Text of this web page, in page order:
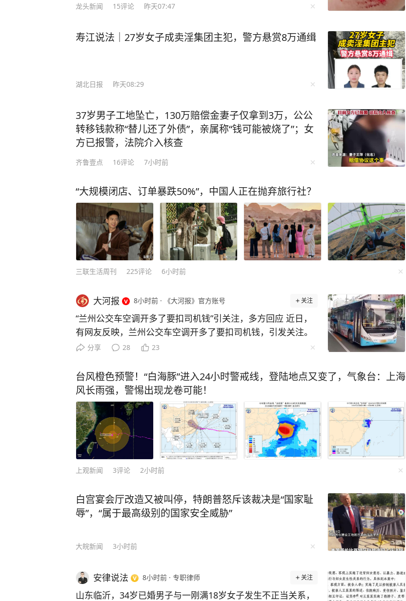
龙头新闻 15评论 昨天07:47
寿江说法｜27岁女子成卖淫集团主犯，警方悬赏8万通缉
湖北日报 昨天08:29
37岁男子工地坠亡，130万赔偿金妻子仅拿到3万，公公
转移钱款称“替儿还了外债”，亲属称“钱可能被烧了”；女
方已报警，法院介入核查
齐鲁壹点 16评论 7小时前
“大规模闭店、订单暴跌50%”，中国人正在抛弃旅行社？
三联生活周刊 225评论 6小时前
大河报 8小时前 · 《大河报》官方账号 关注
“兰州公交车空调开多了要扣司机钱”引关注，多方回应 近日，
有网友反映，兰州公交车空调开多了要扣司机钱，引发关注。
8月6日，兰州公交集团第六客运公司一名公交车司机告诉中国
车辆用气量或用电量进行考核，若超出公司规定用量，费用需
由司机本人承担。超出部分按照每立方米天然气3.1元扣费，电
车则按照每度电0.8元计算。 图为兰州街头的公交车（资料
图） 据其称，该规定实施以来，每月总有司机因此被扣款，而
部分司机为了节省用量，会选择少开或不开空调，“如果乘客投
诉了，司机一般就是打电话道歉，请求乘客撤诉”。 8月7日，
中国新闻周刊从兰州公交集团了解到，当室外温度超过30度，
驾驶员应开启车辆冷风。 针对上述司机反映的情况，兰州公交
制车辆能源消耗，推动节能减排。目前公交行业经营压力较
大，公司希望通过内部管理降低成本，并非变相扣减司机工
驶习惯将增加能源消耗，“一个月可能就多出十几方气，无形中
管理措施，集团测算一年可节约能源成本4000-5000万元。各
客运公司结合线路、车型等实际情况，以“同线路、同车型、同
分享 28 23
台风橙色预警！“白海豚”进入24小时警戒线，登陆地点又变了，气象台：上海
风长雨强，警惕出现龙卷可能！
上观新闻 3评论 2小时前
白宫宴会厅改造又被叫停，特朗普怒斥该裁决是“国家耻
辱”，“属于最高级别的国家安全威胁”
大皖新闻 3小时前
安律说法 8小时前 · 专职律师 关注
山东临沂，34岁已婚男子与一刚满18岁女子发生不正当关系，